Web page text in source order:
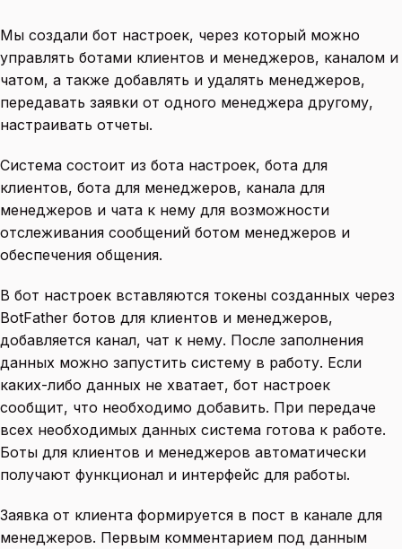
Мы создали бот настроек, через который можно
управлять ботами клиентов и менеджеров, каналом и
чатом, а также добавлять и удалять менеджеров,
передавать заявки от одного менеджера другому,
настраивать отчеты.
Система состоит из бота настроек, бота для
клиентов, бота для менеджеров, канала для
менеджеров и чата к нему для возможности
отслеживания сообщений ботом менеджеров и
обеспечения общения.
В бот настроек вставляются токены созданных через
BotFather ботов для клиентов и менеджеров,
добавляется канал, чат к нему. После заполнения
данных можно запустить систему в работу. Если
каких-либо данных не хватает, бот настроек
сообщит, что необходимо добавить. При передаче
всех необходимых данных система готова к работе.
Боты для клиентов и менеджеров автоматически
получают функционал и интерфейс для работы.
Заявка от клиента формируется в пост в канале для
менеджеров. Первым комментарием под данным